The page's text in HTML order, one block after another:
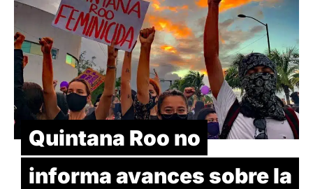
Quintana Roo no
informa avances sobre la